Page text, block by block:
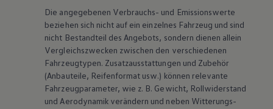
Die angegebenen Verbrauchs- und Emissionswerte
beziehen sich nicht auf ein einzelnes Fahrzeug und sind
nicht Bestandteil des Angebots, sondern dienen allein
Vergleichszwecken zwischen den verschiedenen
Fahrzeugtypen. Zusatzausstattungen und Zubehör
(Anbauteile, Reifenformat usw.) können relevante
Fahrzeugparameter, wie z. B. Gewicht, Rollwiderstand
und Aerodynamik verändern und neben Witterungs-